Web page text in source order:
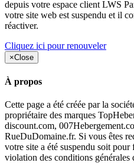
depuis votre espace client LWS
votre site web est suspendu et il
réactiver.
Cliquez ici pour renouveler
×Close
À propos
Cette page a été créée par la
propriétaire des marques
discount.com,
RueDuDomaine.fr. Si vous êtes
votre site a été suspendu soit
violation des conditions générales